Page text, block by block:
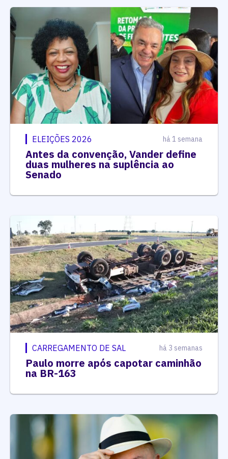
ELEIÇÕES 2026 há 1 semana
Antes da convenção, Vander define
duas mulheres na suplência ao
Senado
CARREGAMENTO DE SAL há 3 semanas
Paulo morre após capotar caminhão
na BR-163